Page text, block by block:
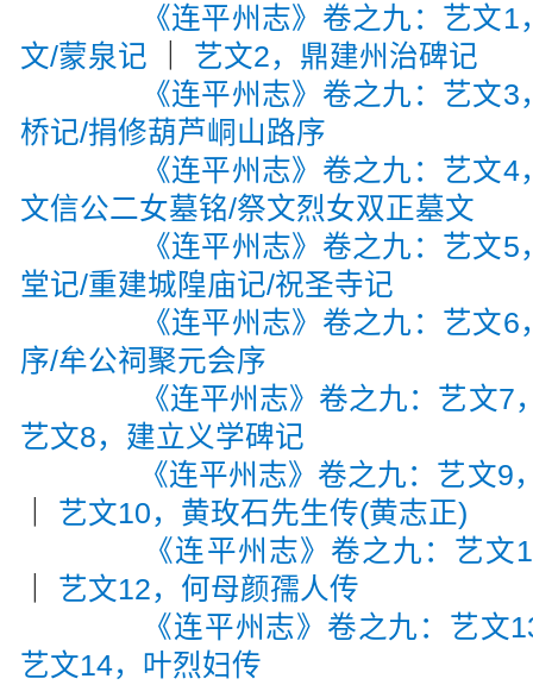
《连平州志》卷之九：艺文
文/蒙泉记
艺文2，鼎建州治碑记
《连平州志》卷之九：艺文
桥记/捐修葫芦峒山路序
《连平州志》卷之九：艺文
文信公二女墓铭/祭文烈女双正墓文
《连平州志》卷之九：艺文
堂记/重建城隍庙记/祝圣寺记
《连平州志》卷之九：艺文
序/牟公祠聚元会序
《连平州志》卷之九：艺文
艺文8，建立义学碑记
《连平州志》卷之九：艺文
艺文10，黄玫石先生传(黄志正)
《连平州志》卷之九：艺
艺文12，何母颜孺人传
《连平州志》卷之九：艺文
艺文14，叶烈妇传